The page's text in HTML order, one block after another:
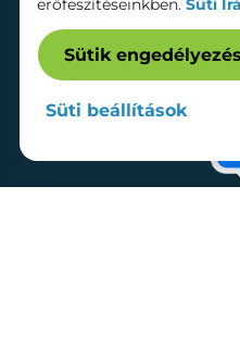
erőfeszítéseinkben. Süti
Sütik
Süti beállítások